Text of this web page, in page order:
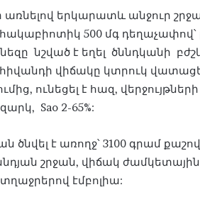
առնելով երկարատև անջուր
500 մգ
նշված է եղել ծննդկանի
վիճակը կտրուկ
ունեցել է հազ,
զարկ, Sao 2-65%:
ծնվել է առողջ՝ 3100 գրամ
շրջան, վիճակ
էմբոլիա: